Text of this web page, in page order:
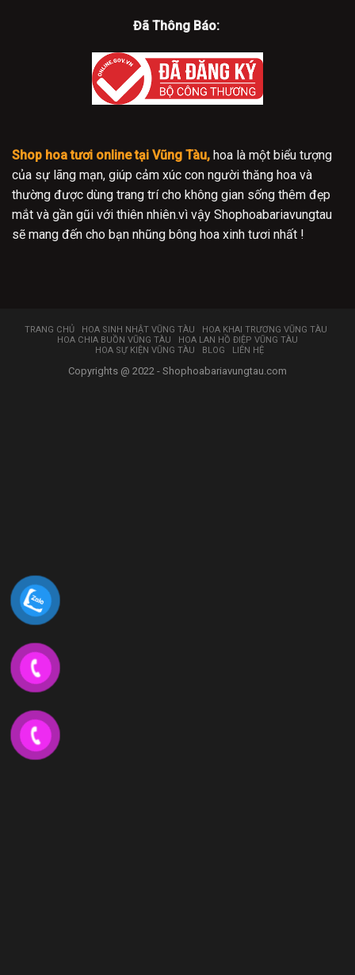
Đã Thông Báo:
Shop hoa tươi online tại Vũng Tàu, hoa là một biểu tượng
của sự lãng mạn, giúp cảm xúc con người thăng hoa và
thường được dùng trang trí cho không gian sống thêm đẹp
mắt và gần gũi với thiên nhiên.vì vậy Shophoabariavungtau
sẽ mang đến cho bạn nhũng bông hoa xinh tươi nhất !
TRANG CHỦ HOA SINH NHẬT VŨNG TÀU
HOA KHAI TRƯƠNG VŨNG TÀU
HOA CHIA BUỒN VŨNG TÀU
HOA LAN HỒ ĐIỆP VŨNG TÀU
HOA SỰ KIỆN VŨNG TÀU
BLOG LIÊN HỆ
Copyrights @ 2022 - Shophoabariavungtau.com